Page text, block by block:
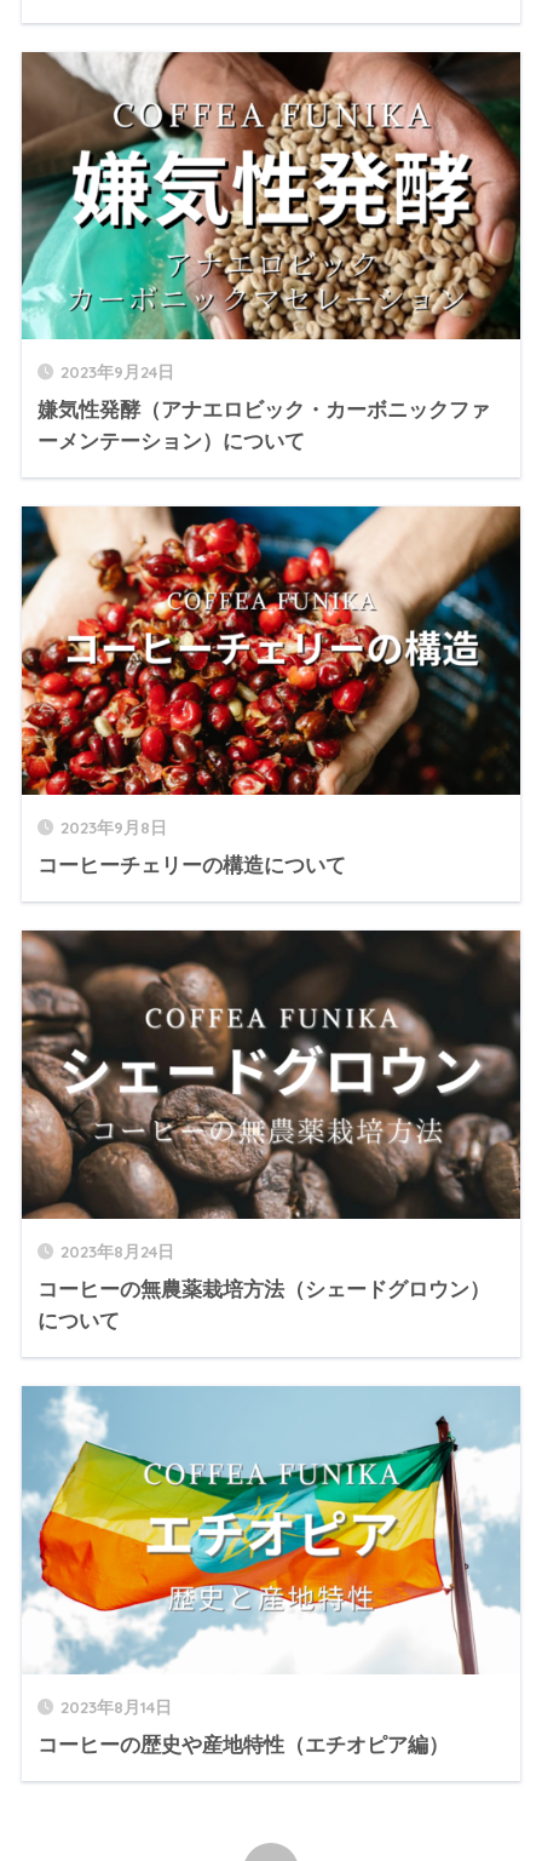
2023年9月24日
嫌気性発酵（アナエロビック・カーボニックファ
ーメンテーション）について
2023年9月8日
コーヒーチェリーの構造について
2023年8月24日
コーヒーの無農薬栽培方法（シェードグロウン）
について
2023年8月14日
コーヒーの歴史や産地特性（エチオピア編）